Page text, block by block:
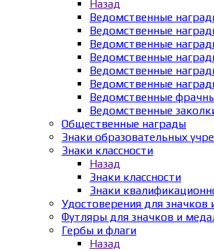
Назад
Ведомственные
Ведомственные
Ведомственные
Ведомственные
Ведомственные
Ведомственные
Ведомственные
Ведомственные
Общественные награды
Знаки образовательных
Знаки классности
Назад
Знаки классности
Знаки
Удостоверения для значков
Футляры для значков и
Гербы и флаги
Назад